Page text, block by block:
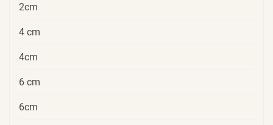
2cm
4 cm
4cm
6 cm
6cm